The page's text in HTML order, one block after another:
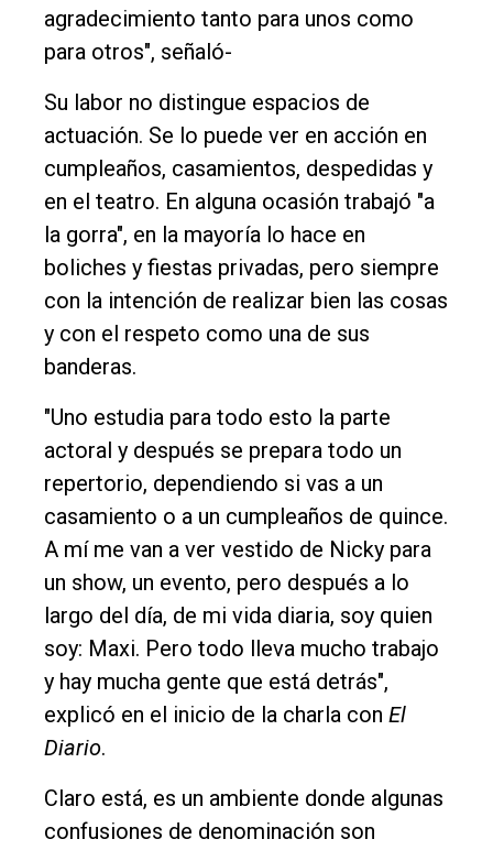
El
único
DIARIO
Balcarce
Int.
General
Política
Cultura
Entrevistas
Rural
Deportes
Fúnebres
Edición
Empresa
agradecimiento tanto para unos como
para otros", señaló-
Su labor no distingue espacios de
actuación. Se lo puede ver en acción en
cumpleaños, casamientos, despedidas y
en el teatro. En alguna ocasión trabajó "a
la gorra", en la mayoría lo hace en
boliches y fiestas privadas, pero siempre
con la intención de realizar bien las cosas
y con el respeto como una de sus
banderas.
"Uno estudia para todo esto la parte
actoral y después se prepara todo un
repertorio, dependiendo si vas a un
casamiento o a un cumpleaños de quince.
A mí me van a ver vestido de Nicky para
un show, un evento, pero después a lo
largo del día, de mi vida diaria, soy quien
soy: Maxi. Pero todo lleva mucho trabajo
y hay mucha gente que está detrás",
explicó en el inicio de la charla con El
Diario.
Claro está, es un ambiente donde algunas
confusiones de denominación son